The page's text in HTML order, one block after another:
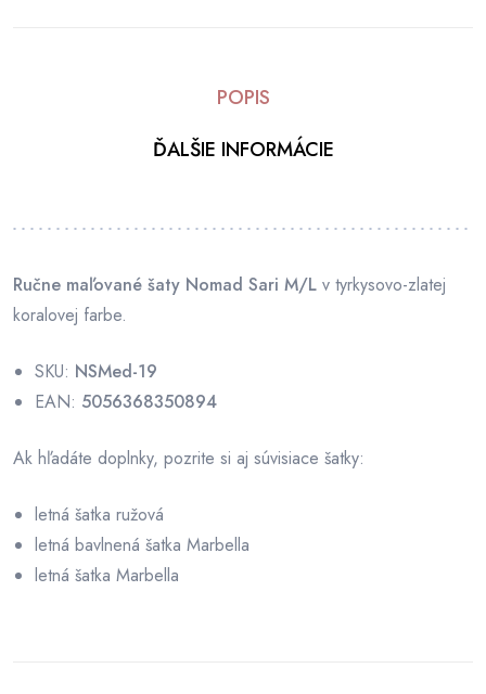
POPIS
ĎALŠIE INFORMÁCIE
Ručne maľované šaty Nomad Sari M/L v tyrkysovo-zlatej
koralovej farbe.
SKU: NSMed-19
EAN: 5056368350894
Ak hľadáte doplnky, pozrite si aj súvisiace šatky:
letná šatka ružová
letná bavlnená šatka Marbella
letná šatka Marbella